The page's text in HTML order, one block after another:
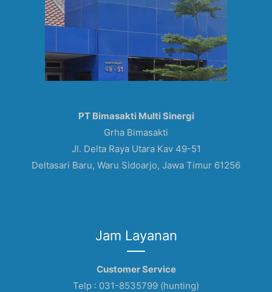
PT Bimasakti Multi Sinergi
Grha Bimasakti
Jl. Delta Raya Utara Kav 49-51
Deltasari Baru, Waru Sidoarjo, Jawa Timur 61256
Jam Layanan
Customer Service
Telp : 031-8535799 (hunting)